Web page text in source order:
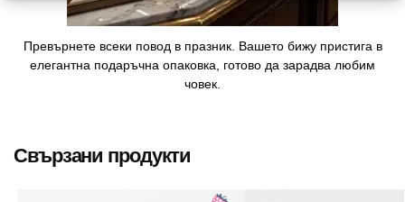
Превърнете всеки повод в празник. Вашето бижу пристига в
елегантна подаръчна опаковка, готово да зарадва любим
човек.
Свързани продукти